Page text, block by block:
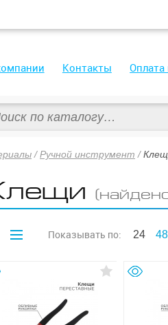
Контакты Оплата
/Ручной инструмент /
Показывать по: 24 48